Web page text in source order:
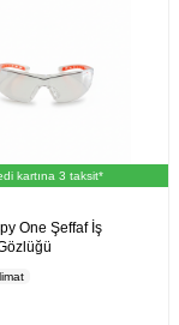
kartına 3 taksit*
One Şeffaf İş